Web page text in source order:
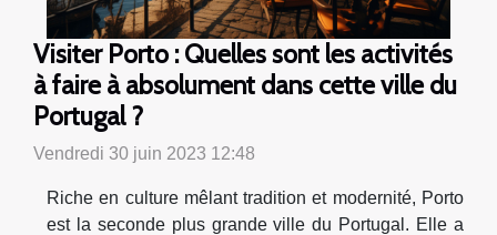
Visiter Porto : Quelles sont les activités
à faire à absolument dans cette ville du
Portugal ?
Vendredi 30 juin 2023 12:48
Riche en culture mêlant tradition et modernité, Porto
est la seconde plus grande ville du Portugal. Elle a